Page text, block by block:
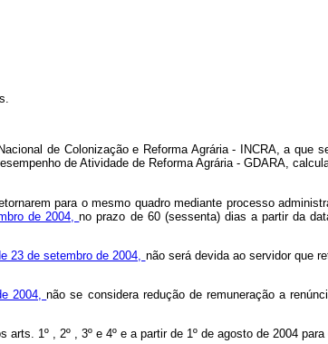
de Colonização e Reforma Agrária - INCRA, a que
de Atividade de Reforma Agrária - GDARA,
para o mesmo quadro mediante processo
de 2004,no prazo de 60 (sessenta) dias a partir da
23 de setembro de 2004, não será devida ao servidor que
2004,não se considera redução de remuneração a
1º , 2º , 3º e 4º e a partir de 1º de agosto de 2004 para